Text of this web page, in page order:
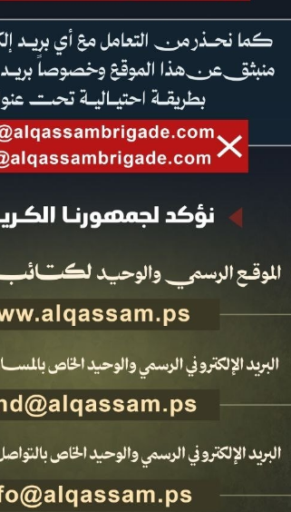
جميع الحقوق محفوظة لدى دائرة الإعلام العسكري لكتائب الشهيد